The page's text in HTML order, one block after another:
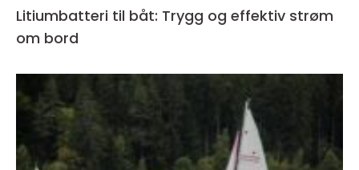
Litiumbatteri til båt: Trygg og effektiv strøm
om bord